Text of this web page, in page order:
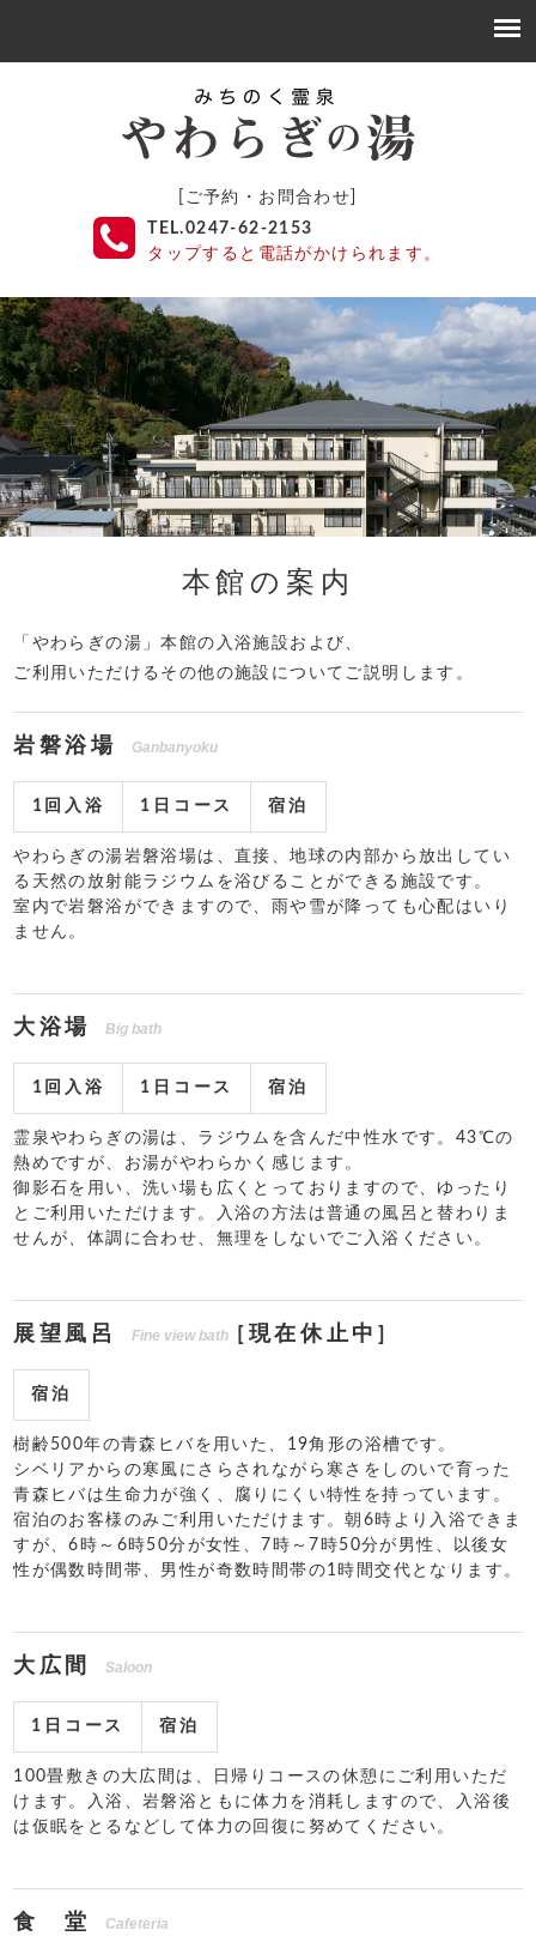
[ご予約・お問合わせ]
TEL.0247-62-2153
タップすると電話がかけられます。
本館の案内
「やわらぎの湯」本館の入浴施設および、
ご利用いただけるその他の施設についてご説明します。
岩磐浴場 Ganbanyoku
1回入浴 1日コース 宿泊
やわらぎの湯岩磐浴場は、直接、地球の内部から放出してい
る天然の放射能ラジウムを浴びることができる施設です。
室内で岩磐浴ができますので、雨や雪が降っても心配はいり
ません。
大浴場 Big bath
1回入浴 1日コース 宿泊
霊泉やわらぎの湯は、ラジウムを含んだ中性水です。43℃の
熱めですが、お湯がやわらかく感じます。
御影石を用い、洗い場も広くとっておりますので、ゆったり
とご利用いただけます。入浴の方法は普通の風呂と替わりま
せんが、体調に合わせ、無理をしないでご入浴ください。
展望風呂 Fine view bath[現在休止中]
宿泊
樹齢500年の青森ヒバを用いた、19角形の浴槽です。
シベリアからの寒風にさらされながら寒さをしのいで育った
青森ヒバは生命力が強く、腐りにくい特性を持っています。
宿泊のお客様のみご利用いただけます。朝6時より入浴できま
すが、6時～6時50分が女性、7時～7時50分が男性、以後女
性が偶数時間帯、男性が奇数時間帯の1時間交代となります。
大広間 Saloon
1日コース 宿泊
100畳敷きの大広間は、日帰りコースの休憩にご利用いただ
けます。入浴、岩磐浴ともに体力を消耗しますので、入浴後
は仮眠をとるなどして体力の回復に努めてください。
食 堂 Cafeteria